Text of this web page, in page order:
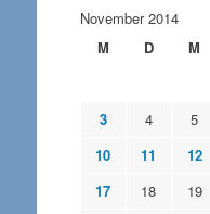
November 2014
M
D M
3
4 5
10
11 12
17
18 19